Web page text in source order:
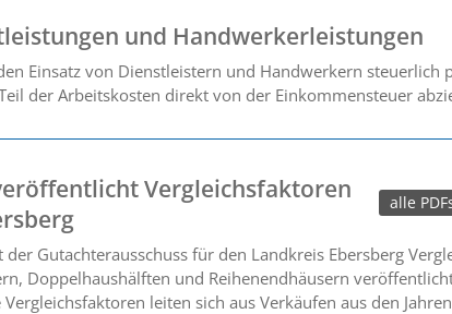
und Handwerkerleistungen
Einsatz von Dienstleistern und Handwerkern
der Arbeitskosten direkt von der Einkommensteuer
Vergleichsfaktoren
alle
Gutachterausschuss für den Landkreis Ebersberg
Doppelhaushälften und Reihenendhäusern
leiten sich aus Verkäufen aus den